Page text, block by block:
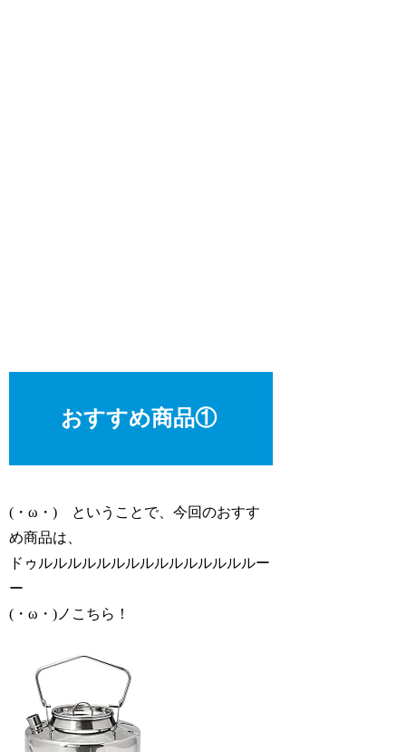
おすすめ商品①
(・ω・) ということで、今回のおすす
め商品は、
ドゥルルルルルルルルルルルルルルルー
ー
(・ω・)ノこちら！